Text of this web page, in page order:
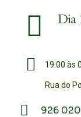
Dia
19:00 às
Rua do
926